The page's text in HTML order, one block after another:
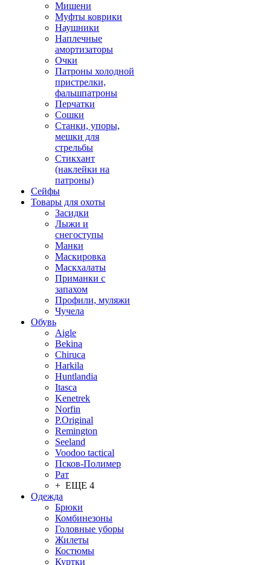
Мишени
Муфты коврики
Наушники
Наплечные
амортизаторы
Очки
Патроны холодной
пристрелки,
фальшпатроны
Перчатки
Сошки
Станки, упоры,
мешки для
стрельбы
Стикхант
(наклейки на
патроны)
Сейфы
Товары для охоты
Засидки
Лыжи и
снегоступы
Манки
Маскировка
Маскхалаты
Приманки с
запахом
Профили, муляжи
Чучела
Обувь
Aigle
Bekina
Chiruсa
Harkila
Huntlandia
Itasca
Kenetrek
Norfin
P.Original
Remington
Seeland
Voodoo tactical
Псков-Полимер
Рат
+ ЕЩЕ 4
Одежда
Брюки
Комбинезоны
Головные уборы
Жилеты
Костюмы
Куртки